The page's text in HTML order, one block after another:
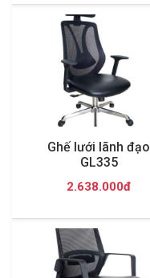
Ghế lưới lãnh đạo
GL335
2.638.000đ